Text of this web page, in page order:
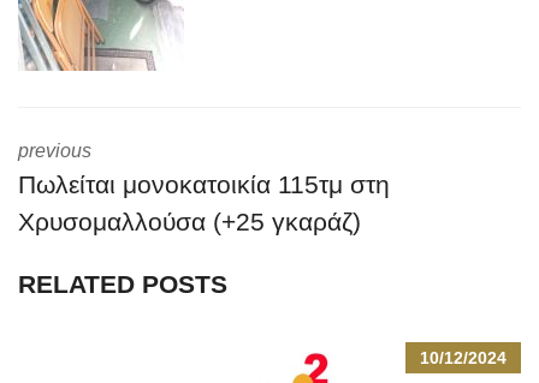
previous
Πωλείται μονοκατοικία 115τμ στη
Χρυσομαλλούσα (+25 γκαράζ)
RELATED POSTS
10/12/2024